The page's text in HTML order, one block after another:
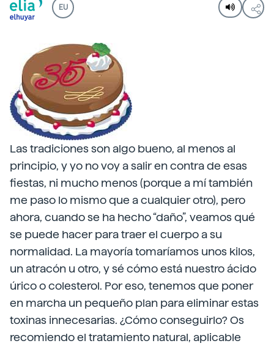
EU
Las tradiciones son algo bueno, al menos al
principio, y yo no voy a salir en contra de esas
fiestas, ni mucho menos (porque a mí también
me paso lo mismo que a cualquier otro), pero
ahora, cuando se ha hecho “daño”, veamos qué
se puede hacer para traer el cuerpo a su
normalidad. La mayoría tomaríamos unos kilos,
un atracón u otro, y sé cómo está nuestro ácido
úrico o colesterol. Por eso, tenemos que poner
en marcha un pequeño plan para eliminar estas
toxinas innecesarias. ¿Cómo conseguirlo? Os
recomiendo el tratamiento natural, aplicable